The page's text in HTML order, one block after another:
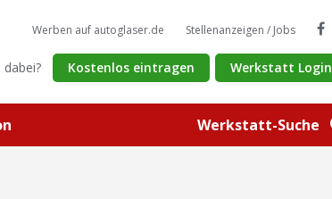
Werkstatt-Suche
Werben auf autoglaser.de Stellenanzeigen / Jobs
Kostenlos eintragen Werkstatt Login